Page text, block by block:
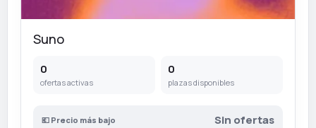
Suno
0
ofertas activas
0
plazas disponibles
💶 Precio más bajo Sin ofertas